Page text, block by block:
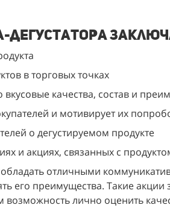
дегустатора
в торговых точках
качества, состав и
и мотивирует их
о дегустируемом продукте
и акциях, связанных с
отличными
его преимущества. Такие
лично оценить